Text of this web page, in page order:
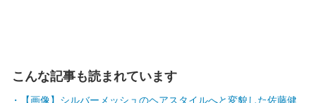
こんな記事も読まれています
【画像】シルバーメッシュのヘアスタイルへと変貌した佐藤健